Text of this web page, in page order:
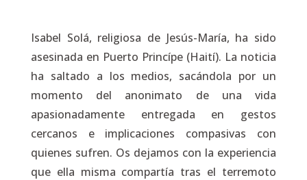
Isabel Solá, religiosa de Jesús-María, ha sido
asesinada en Puerto Princípe (Haití). La noticia
ha saltado a los medios, sacándola por un
momento del anonimato de una vida
apasionadamente entregada en gestos
cercanos e implicaciones compasivas con
quienes sufren. Os dejamos con la experiencia
que ella misma compartía tras el terremoto